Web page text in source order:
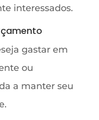
interessados.
gastar em
ou
a manter seu